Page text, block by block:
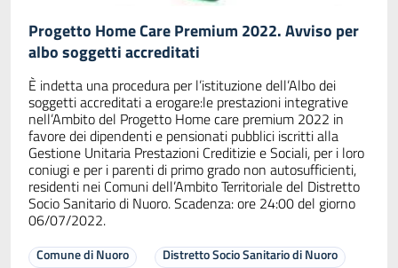
Progetto Home Care Premium 2022. Avviso per
albo soggetti accreditati
È indetta una procedura per l’istituzione dell’Albo dei
soggetti accreditati a erogare:le prestazioni integrative
nell’Ambito del Progetto Home care premium 2022 in
favore dei dipendenti e pensionati pubblici iscritti alla
Gestione Unitaria Prestazioni Creditizie e Sociali, per i loro
coniugi e per i parenti di primo grado non autosufficienti,
residenti nei Comuni dell’Ambito Territoriale del Distretto
Socio Sanitario di Nuoro. Scadenza: ore 24:00 del giorno
06/07/2022.
Comune di Nuoro
Distretto Socio Sanitario di Nuoro